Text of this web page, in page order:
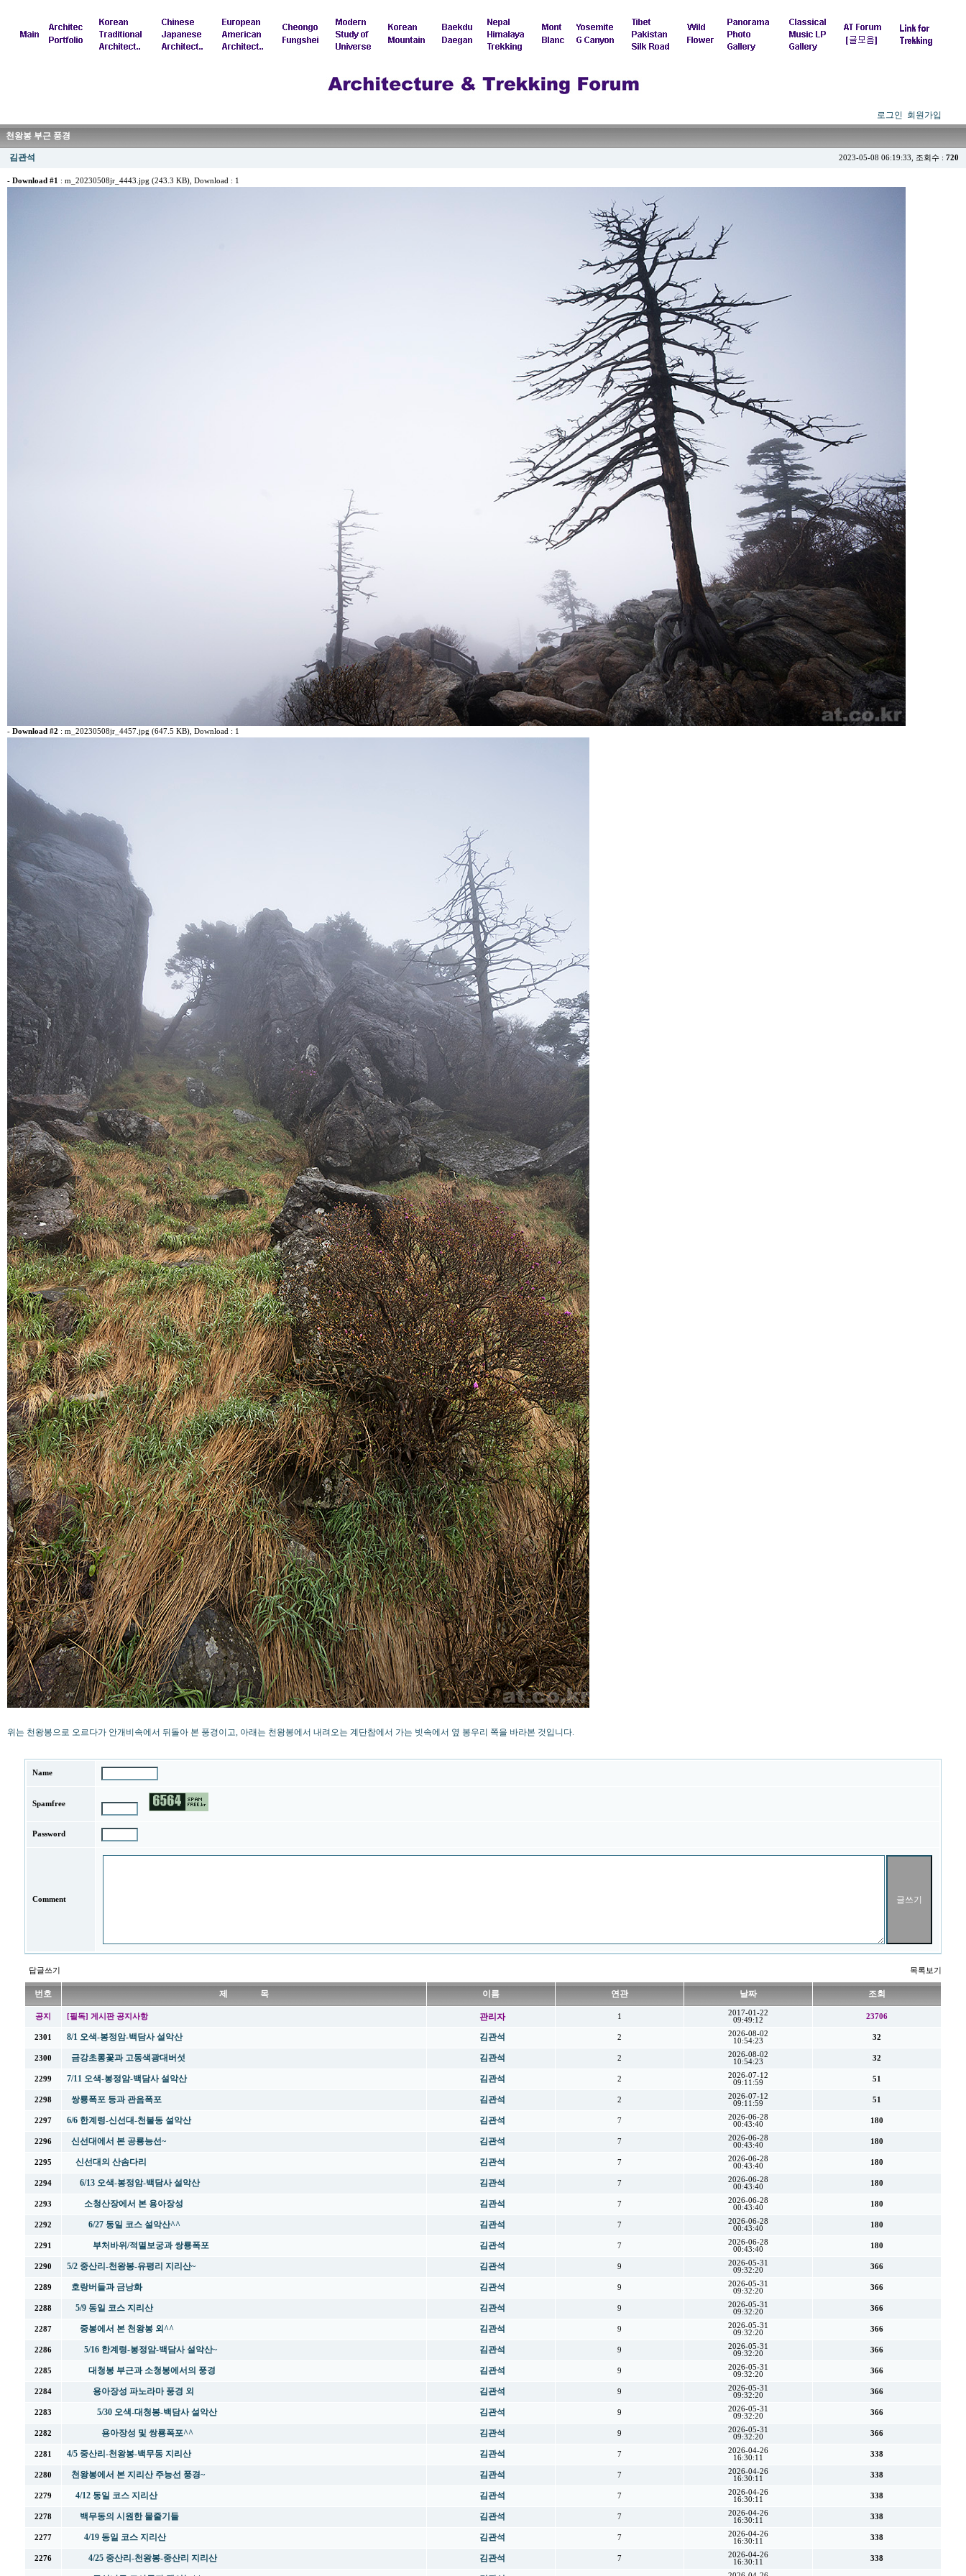
로그인 회원가입
천왕봉 부근 풍경
김관석 2023-05-08 06:19:33, 조회수 : 720
- Download #1 : m_20230508jr_4443.jpg (243.3 KB) , Download : 1
- Download #2 : m_20230508jr_4457.jpg (647.5 KB) , Download : 1
위는 천왕봉으로 오르다가 안개비속에서 뒤돌아 본 풍경이고, 아래는 천왕봉에서 내려오는 계단참에서 가는 빗속에서 옆 봉우리 쪽을 바라본 것입니다.
Name
Spamfree
Password
Comment
답글쓰기 목록보기
번호 제 목 이름 연관 날짜 조회
공지 [필독] 게시판 공지사항 관리자 1
2017-01-22
09:49:12
23706
2301 8/1 오색-봉정암-백담사 설악산 김관석 2
2026-08-02
10:54:23
32
2300 금강초롱꽃과 고동색광대버섯 김관석 2
2026-08-02
10:54:23
32
2299 7/11 오색-봉정암-백담사 설악산 김관석 2
2026-07-12
09:11:59
51
2298 쌍룡폭포 등과 관음폭포 김관석 2
2026-07-12
09:11:59
51
2297 6/6 한계령-신선대-천불동 설악산 김관석 7
2026-06-28
00:43:40
180
2296 신선대에서 본 공룡능선~ 김관석 7
2026-06-28
00:43:40
180
2295 신선대의 산솜다리 김관석 7
2026-06-28
00:43:40
180
2294 6/13 오색-봉정암-백담사 설악산 김관석 7
2026-06-28
00:43:40
180
2293 소청산장에서 본 용아장성 김관석 7
2026-06-28
00:43:40
180
2292 6/27 동일 코스 설악산^^ 김관석 7
2026-06-28
00:43:40
180
2291 부처바위/적멸보궁과 쌍룡폭포 김관석 7
2026-06-28
00:43:40
180
2290 5/2 중산리-천왕봉-유평리 지리산~ 김관석 9
2026-05-31
09:32:20
366
2289 호랑버들과 금낭화 김관석 9
2026-05-31
09:32:20
366
2288 5/9 동일 코스 지리산 김관석 9
2026-05-31
09:32:20
366
2287 중봉에서 본 천왕봉 외^^ 김관석 9
2026-05-31
09:32:20
366
2286 5/16 한계령-봉정암-백담사 설악산~ 김관석 9
2026-05-31
09:32:20
366
2285 대청봉 부근과 소청봉에서의 풍경 김관석 9
2026-05-31
09:32:20
366
2284 용아장성 파노라마 풍경 외 김관석 9
2026-05-31
09:32:20
366
2283 5/30 오색-대청봉-백담사 설악산 김관석 9
2026-05-31
09:32:20
366
2282 용아장성 및 쌍룡폭포^^ 김관석 9
2026-05-31
09:32:20
366
2281 4/5 중산리-천왕봉-백무동 지리산 김관석 7
2026-04-26
16:30:11
338
2280 천왕봉에서 본 지리산 주능선 풍경~ 김관석 7
2026-04-26
16:30:11
338
2279 4/12 동일 코스 지리산 김관석 7
2026-04-26
16:30:11
338
2278 백무동의 시원한 물줄기들 김관석 7
2026-04-26
16:30:11
338
2277 4/19 동일 코스 지리산 김관석 7
2026-04-26
16:30:11
338
2276 4/25 중산리-천왕봉-중산리 지리산 김관석 7
2026-04-26
16:30:11
338